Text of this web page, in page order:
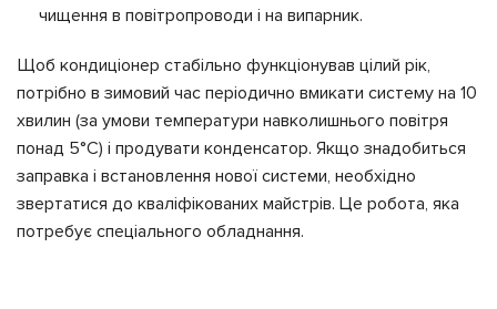
чищення в повітропроводи і на випарник.
Щоб кондиціонер стабільно функціонував цілий рік,
потрібно в зимовий час періодично вмикати систему на 10
хвилин (за умови температури навколишнього повітря
понад 5°С) і продувати конденсатор. Якщо знадобиться
заправка і встановлення нової системи, необхідно
звертатися до кваліфікованих майстрів. Це робота, яка
потребує спеціального обладнання.